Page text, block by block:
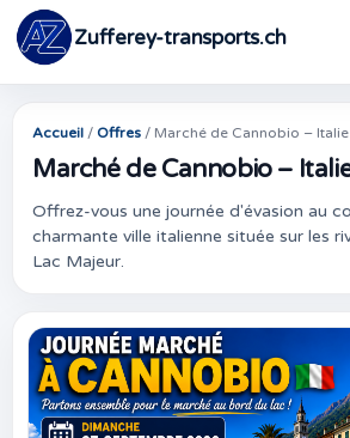
Zufferey-transports.ch
Accueil / Offres / Marché de Cannobio – Italie
Marché de Cannobio –
Offrez-vous une journée d'évasion au
charmante ville italienne située sur les
Lac Majeur.